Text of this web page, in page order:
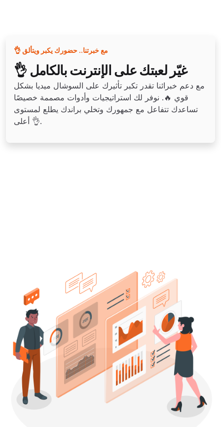
👌 مع خبرتنا.. حضورك يكبر ويتألق
👌 غيّر لعبتك على الإنترنت بالكامل
مع دعم خبرائنا تقدر تكبر تأثيرك على السوشال ميديا بشكل
قوي 🔥. نوفر لك استراتيجيات وأدوات مصممة خصيصًا
تساعدك تتفاعل مع جمهورك وتخلي براندك يطلع لمستوى
أعلى 👌.